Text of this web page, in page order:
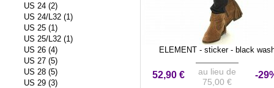
US 24 (2)
US 24/L32 (1)
US 25 (1)
US 25/L32 (1)
US 26 (4)
US 27 (5)
US 28 (5)
US 29 (3)
ELEMENT - sticker - black
52,90 €
au lieu de
75,00 €
-